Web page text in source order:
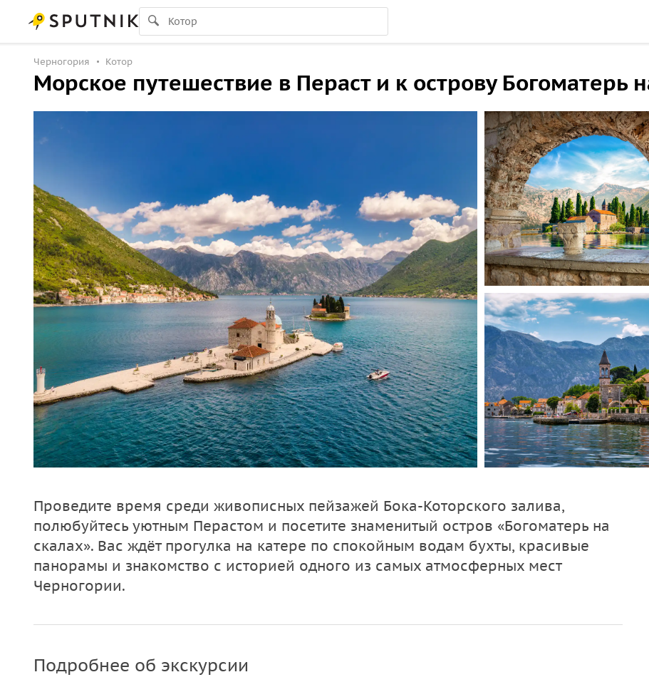
Черногория Котор
Морское путешествие в Пераст и к острову Богоматерь
Проведите время среди живописных пейзажей Бока-Которского залива,
полюбуйтесь уютным Перастом и посетите знаменитый остров «Богоматерь на
скалах». Вас ждёт прогулка на катере по спокойным водам бухты, красивые
панорамы и знакомство с историей одного из самых атмосферных мест
Черногории.
Подробнее об экскурсии